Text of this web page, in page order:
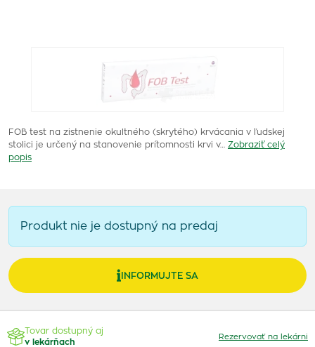
FOB test na zistnenie okultného (skrytého) krvácania v ľudskej
stolici je určený na stanovenie prítomnosti krvi v…
Zobraziť celý
popis
Produkt nie je dostupný na predaj
INFORMUJTE SA
Tovar dostupný aj
v lekárňach
Rezervovať na lekárni